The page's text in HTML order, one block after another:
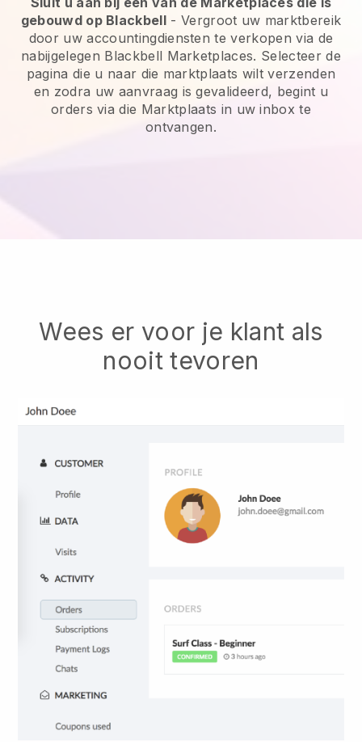
gebouwd op Blackbell - Vergroot uw marktbereik
door uw accountingdiensten te verkopen via de
nabijgelegen Blackbell Marketplaces. Selecteer de
pagina die u naar die marktplaats wilt verzenden
en zodra uw aanvraag is gevalideerd, begint u
orders via die Marktplaats in uw inbox te
ontvangen.
Wees er voor je klant als
nooit tevoren